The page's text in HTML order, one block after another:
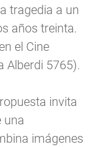
tragedia a un
años treinta.
el Cine
Alberdi 5765).
invita
una
imágenes